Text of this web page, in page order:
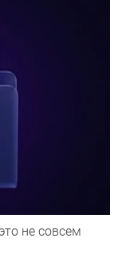
не совсем